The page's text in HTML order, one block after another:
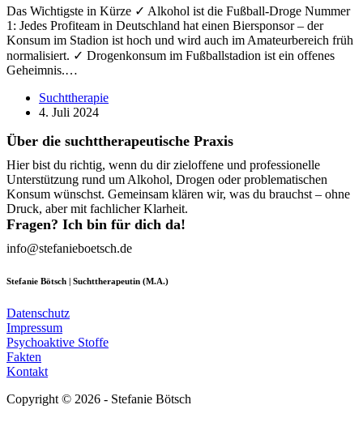
Das Wichtigste in Kürze ✓ Alkohol ist die Fußball-Droge Nummer
1: Jedes Profiteam in Deutschland hat einen Biersponsor – der
Konsum im Stadion ist hoch und wird auch im Amateurbereich früh
normalisiert. ✓ Drogenkonsum im Fußballstadion ist ein offenes
Geheimnis.…
Suchttherapie
4. Juli 2024
Über die suchttherapeutische Praxis
Hier bist du richtig, wenn du dir zieloffene und professionelle
Unterstützung rund um Alkohol, Drogen oder problematischen
Konsum wünschst. Gemeinsam klären wir, was du brauchst – ohne
Druck, aber mit fachlicher Klarheit.
Fragen? Ich bin für dich da!
info@stefanieboetsch.de
Stefanie Bötsch | Suchttherapeutin (M.A.)
Datenschutz
Impressum
Psychoaktive Stoffe
Fakten
Kontakt
Copyright © 2026 - Stefanie Bötsch